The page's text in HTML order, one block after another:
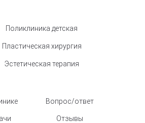
Поликлиника детская
Пластическая хирургия
Эстетическая терапия
Вопрос/ответ
Отзывы